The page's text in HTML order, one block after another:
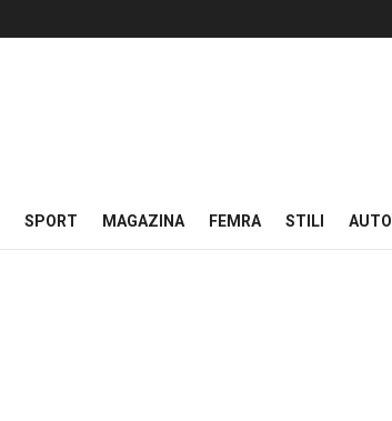
SPORT MAGAZINA FEMRA STILI AUTO